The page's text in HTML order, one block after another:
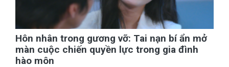
Hôn nhân trong gương vỡ: Tai nạn bí ẩn mở
màn cuộc chiến quyền lực trong gia đình
hào môn